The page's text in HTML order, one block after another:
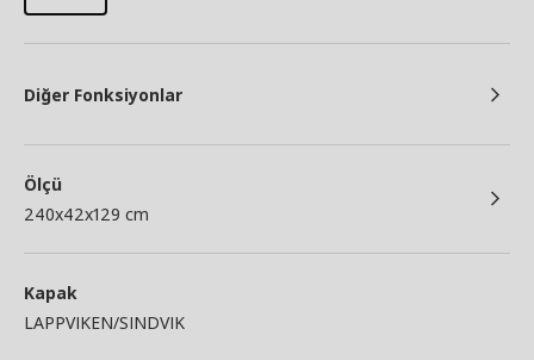
Diğer Fonksiyonlar
Ölçü
240x42x129 cm
Kapak
LAPPVIKEN/SINDVIK